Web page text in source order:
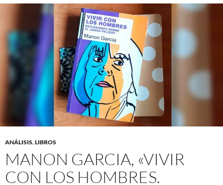
ANÁLISIS,LIBROS
MANON GARCIA, «VIVIR
CON LOS HOMBRES.